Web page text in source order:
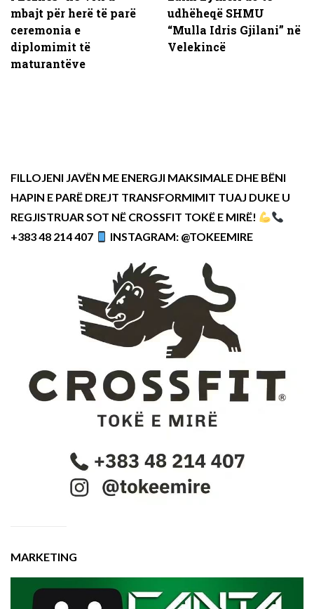
mbajt për herë të parë
ceremonia e
diplomimit të
maturantëve
udhëheqë SHMU
“Mulla Idris Gjilani” në
Velekincë
FILLOJENI JAVËN ME ENERGJI MAKSIMALE DHE BËNI
HAPIN E PARË DREJT TRANSFORMIMIT TUAJ DUKE U
REGJISTRUAR SOT NË CROSSFIT TOKË E MIRË!
+383 48 214 407
INSTAGRAM: @TOKEEMIRE
MARKETING